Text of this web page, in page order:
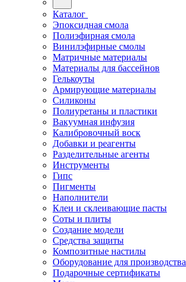
Каталог
Эпоксидная смола
Полиэфирная смола
Винилэфирные смолы
Матричные материалы
Материалы для бассейнов
Гелькоуты
Армирующие материалы
Силиконы
Полиуретаны и пластики
Вакуумная инфузия
Калибровочный воск
Добавки и реагенты
Разделительные агенты
Инструменты
Гипс
Пигменты
Наполнители
Клеи и склеивающие пасты
Соты и плиты
Создание модели
Средства защиты
Композитные настилы
Оборудование для производства
Подарочные сертификаты